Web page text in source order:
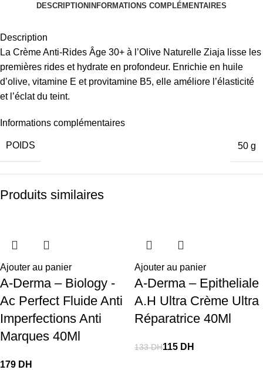
DESCRIPTION INFORMATIONS COMPLÉMENTAIRES
Description
La Crème Anti-Rides Âge 30+ à l’Olive Naturelle Ziaja lisse les
premières rides et hydrate en profondeur. Enrichie en huile
d’olive, vitamine E et provitamine B5, elle améliore l’élasticité
et l’éclat du teint.
Informations complémentaires
POIDS 50 g
Produits similaires
Ajouter au panier
A-Derma – Biology -
Ac Perfect Fluide Anti
Imperfections Anti
Marques 40Ml
DH
Ajouter au panier
A-Derma – Epitheliale
A.H Ultra Crème Ultra
Réparatrice 40Ml
133DH115 DH